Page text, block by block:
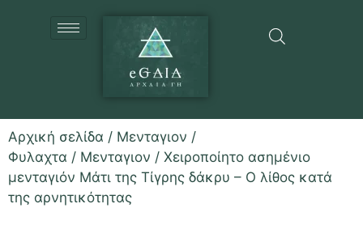
Αρχική σελίδα / Μενταγιον /
Φυλαχτα / Μενταγιον / Χειροποίητο ασημένιο
μενταγιόν Μάτι της Τίγρης δάκρυ – Ο λίθος κατά
της αρνητικότητας